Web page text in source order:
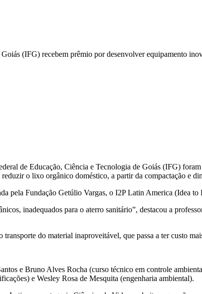
(IFG) recebem prêmio por desenvolver equipamento
de Educação, Ciência e Tecnologia de Goiás (IFG)
o lixo orgânico doméstico, a partir da compactação e
pela Fundação Getúlio Vargas, o I2P Latin America (Idea
inadequados para o aterro sanitário”, destacou a
do material inaproveitável, que passa a ter custo
e Bruno Alves Rocha (curso técnico em controle
e Wesley Rosa de Mesquita (engenharia ambiental).